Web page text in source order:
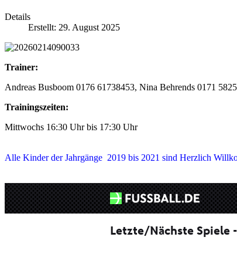
Details
Erstellt: 29. August 2025
Trainer:
Andreas Busboom ‪0176 61738453‬, Nina Behrends 0171
Trainingszeiten:
Mittwochs 16:30 Uhr bis 17:30 Uhr
Alle Kinder der Jahrgänge 2019 bis 2021 sind Herzlich